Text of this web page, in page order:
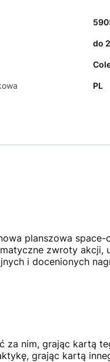
do
PL
planszowa space-
zwroty akcji,
i docenionych
za nim, grając kartą
grając kartą